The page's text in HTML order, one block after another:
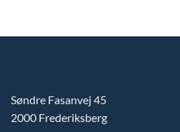
Søndre Fasanvej 45
2000 Frederiksberg